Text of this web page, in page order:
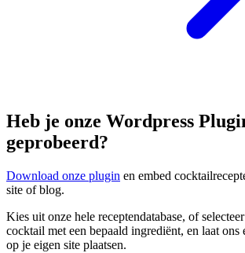
Heb je onze Wordpress
geprobeerd?
Download onze plugin en embed
site of blog.
Kies uit onze hele receptendatabase, of
cocktail met een bepaald ingrediënt, en laat ons
op je eigen site plaatsen.